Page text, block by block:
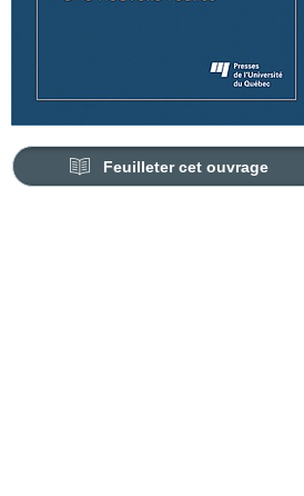
Feuilleter cet ouvrage